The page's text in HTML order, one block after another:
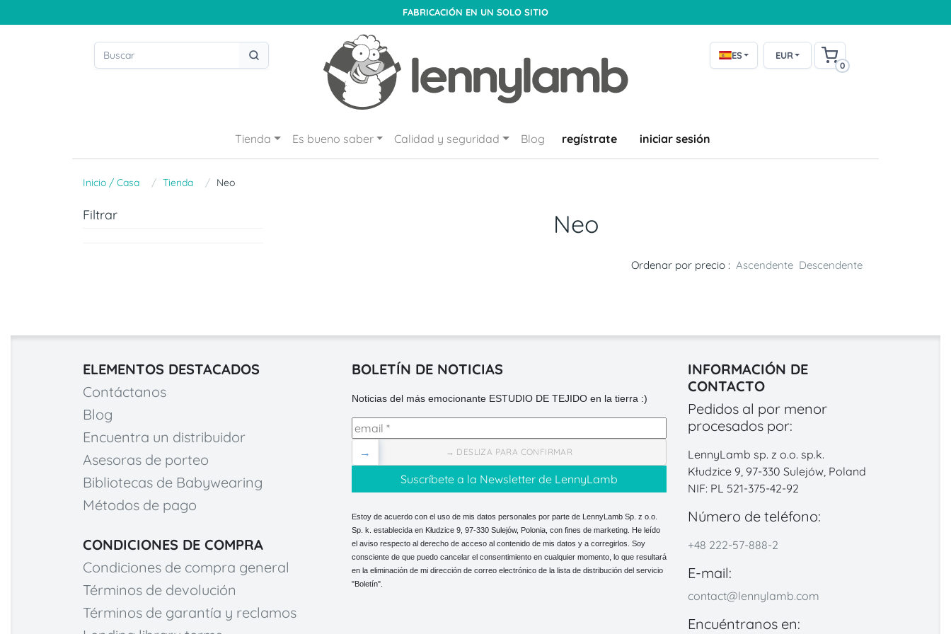
FABRICACIÓN EN UN SOLO SITIO
ES EUR
0
Tienda Es bueno saber Calidad y seguridad Blog regístrate iniciar sesión
Inicio / Casa Tienda Neo
Filtrar Neo
Ordenar por precio : Ascendente Descendente
ELEMENTOS DESTACADOS
Contáctanos
Blog
Encuentra un distribuidor
Asesoras de porteo
Bibliotecas de Babywearing
Métodos de pago
CONDICIONES DE COMPRA
Condiciones de compra general
Términos de devolución
Términos de garantía y reclamos
BOLETÍN DE NOTICIAS
Noticias del más emocionante ESTUDIO DE TEJIDO en la tierra :)
→ DESLIZA PARA CONFIRMAR
→
Estoy de acuerdo con el uso de mis datos personales por parte de LennyLamb Sp. z o.o.
Sp. k. establecida en Kłudzice 9, 97-330 Sulejów, Polonia, con fines de marketing. He leído
el aviso respecto al derecho de acceso al contenido de mis datos y a corregirlos. Soy
consciente de que puedo cancelar el consentimiento en cualquier momento, lo que resultará
en la eliminación de mi dirección de correo electrónico de la lista de distribución del servicio
"Boletín".
INFORMACIÓN DE
CONTACTO
Pedidos al por menor
procesados por:
LennyLamb sp. z o.o. sp.k.
Kłudzice 9, 97-330 Sulejów, Poland
NIF: PL 521-375-42-92
Número de teléfono:
+48 222-57-888-2
E-mail:
contact@lennylamb.com
Encuéntranos en: